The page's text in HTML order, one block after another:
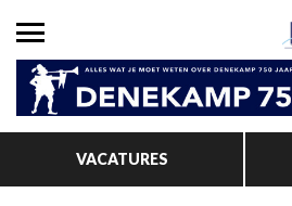
VACATURES